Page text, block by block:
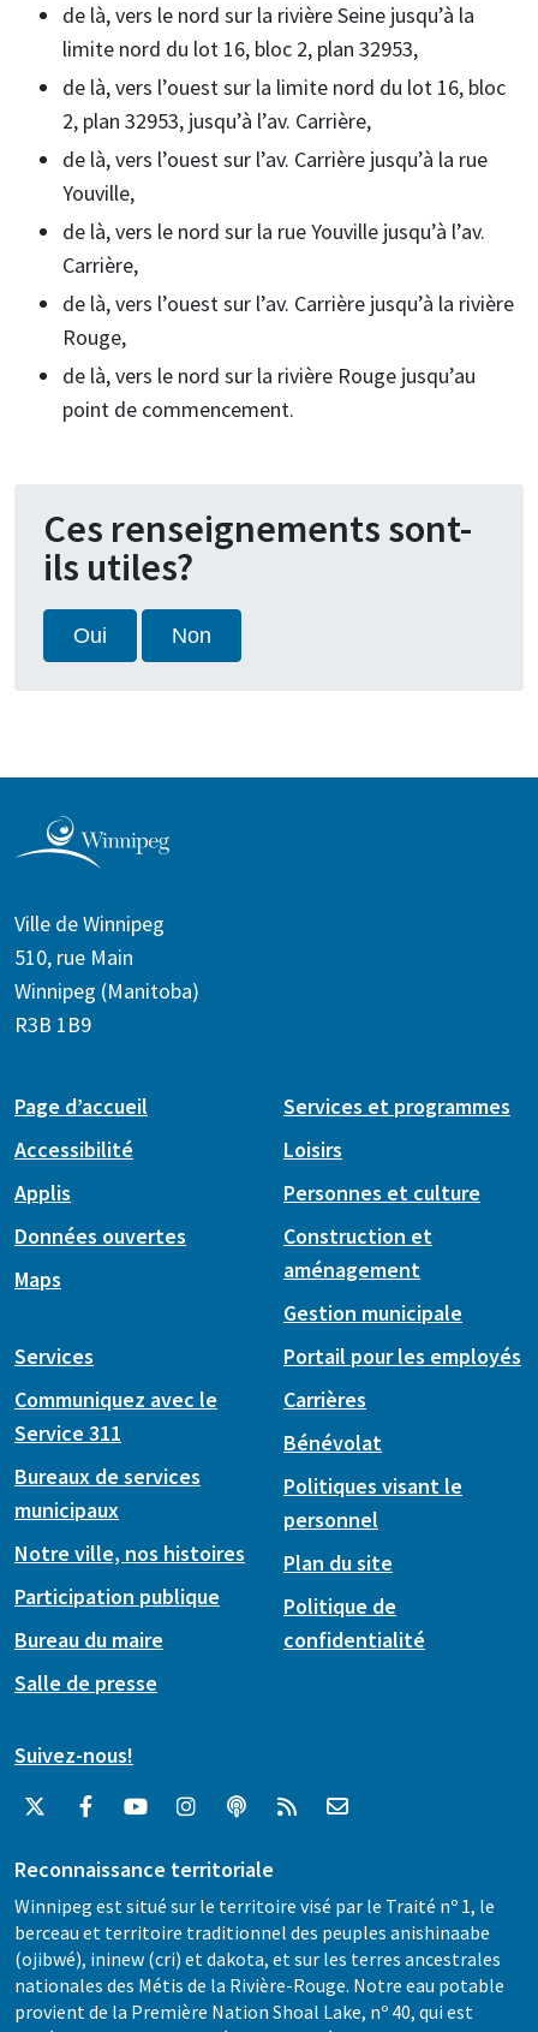
de là, vers le nord sur la rivière Seine jusqu’à la
limite nord du lot 16, bloc 2, plan 32953,
de là, vers l’ouest sur la limite nord du lot 16, bloc
2, plan 32953, jusqu’à l’av. Carrière,
de là, vers l’ouest sur l’av. Carrière jusqu’à la rue
Youville,
de là, vers le nord sur la rue Youville jusqu’à l’av.
Carrière,
de là, vers l’ouest sur l’av. Carrière jusqu’à la rivière
Rouge,
de là, vers le nord sur la rivière Rouge jusqu’au
point de commencement.
Ces renseignements sont-
ils utiles?
Oui Non
Ville de Winnipeg
510, rue Main
Winnipeg (Manitoba)
R3B 1B9
Page d’accueil
Accessibilité
Applis
Données ouvertes
Maps
Services et programmes
Loisirs
Personnes et culture
Construction et
aménagement
Gestion municipale
Services
Communiquez avec le
Service 311
Bureaux de services
municipaux
Notre ville, nos histoires
Participation publique
Bureau du maire
Salle de presse
Portail pour les employés
Carrières
Bénévolat
Politiques visant le
personnel
Plan du site
Politique de
confidentialité
Suivez-nous!
Reconnaissance territoriale
Winnipeg est situé sur le territoire visé par le Traité nº 1, le
berceau et territoire traditionnel des peuples anishinaabe
(ojibwé), ininew (cri) et dakota, et sur les terres ancestrales
nationales des Métis de la Rivière-Rouge. Notre eau potable
provient de la Première Nation Shoal Lake, nº 40, qui est